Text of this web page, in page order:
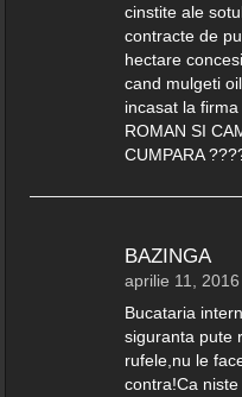
cinstite ale
contracte de
hectare
cand mulgeti
incasat la
ROMAN SI
CUMPARA
BAZINGA
aprilie 11,
Bucataria
siguranta pute
rufele,nu le
contra!Ca niste